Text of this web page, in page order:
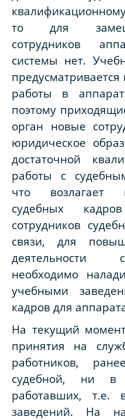
то для
сотрудников
системы нет.
предусматривается
работы в
поэтому
орган новые
юридическое
достаточной
работы с
что возлагает
судебных
сотрудников
связи, для
деятельности
необходимо
учебными
кадров для
На текущий
принятия на
работников,
судебной, ни в
работавших, т.е.
заведений. На